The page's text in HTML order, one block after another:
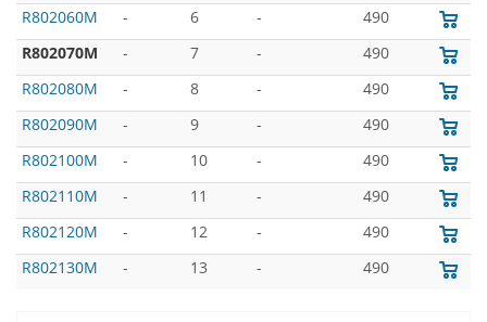
R802060M
- 6 -
490
R802070M
- 7 -
490
R802080M
- 8 -
490
R802090M
- 9 -
490
R802100M
- 10 -
490
R802110M
- 11 -
490
R802120M
- 12 -
490
R802130M
- 13 - 490